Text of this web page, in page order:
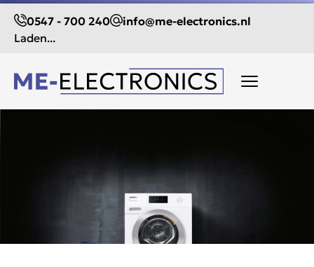
0547 - 700 240
info@me-electronics.nl
Laden...